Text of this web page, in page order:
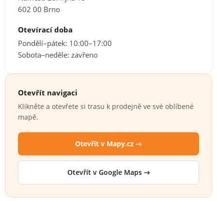
602 00 Brno
Otevírací doba
Pondělí–pátek: 10:00–17:00
Sobota–neděle: zavřeno
Otevřít navigaci
Klikněte a otevřete si trasu k prodejně ve své oblíbené
mapě.
Otevřít v Mapy.cz →
Otevřít v Google Maps →